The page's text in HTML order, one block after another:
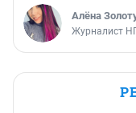
Алёна
Журналист